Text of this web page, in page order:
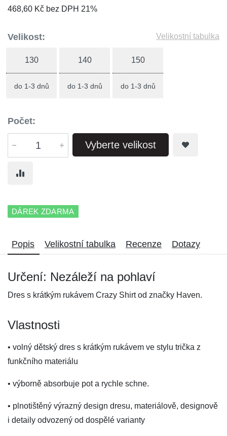
468,60 Kč bez DPH 21%
Velikost: Velikostní tabulka
130
do 1-3 dnů
140
do 1-3 dnů
150
do 1-3 dnů
Počet:
Vyberte velikost
DÁREK ZDARMA
Popis Velikostní tabulka Recenze Dotazy
Určení: Nezáleží na pohlaví
Dres s krátkým rukávem Crazy Shirt od značky Haven.
Vlastnosti
• volný dětský dres s krátkým rukávem ve stylu trička z
funkčního materiálu
• výborně absorbuje pot a rychle schne.
• plnotištěný výrazný design dresu, materiálově, designově
i detaily odvozený od dospělé varianty